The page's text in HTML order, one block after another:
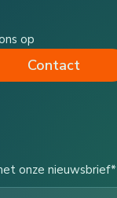
op
Contact
onze nieuwsbrief*